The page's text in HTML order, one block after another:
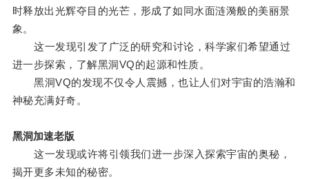
时释放出光辉夺目的光芒，形成了如同水面涟漪般的美丽景
象。
这一发现引发了广泛的研究和讨论，科学家们希望通过
进一步探索，了解黑洞VQ的起源和性质。
黑洞VQ的发现不仅令人震撼，也让人们对宇宙的浩瀚和
神秘充满好奇。
黑洞加速老版
这一发现或许将引领我们进一步深入探索宇宙的奥秘，
揭开更多未知的秘密。